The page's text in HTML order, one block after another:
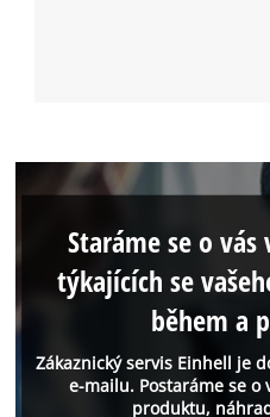
Zákaznický servis Einhell je
e-mailu. Postaráme se o
produktu,
Staráme se o vás
týkajících se
během a